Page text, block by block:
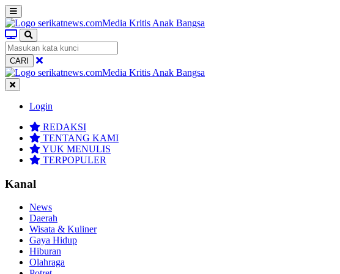
CARI
Login
REDAKSI
TENTANG KAMI
YUK MENULIS
TERPOPULER
Kanal
News
Daerah
Wisata & Kuliner
Gaya Hidup
Hiburan
Olahraga